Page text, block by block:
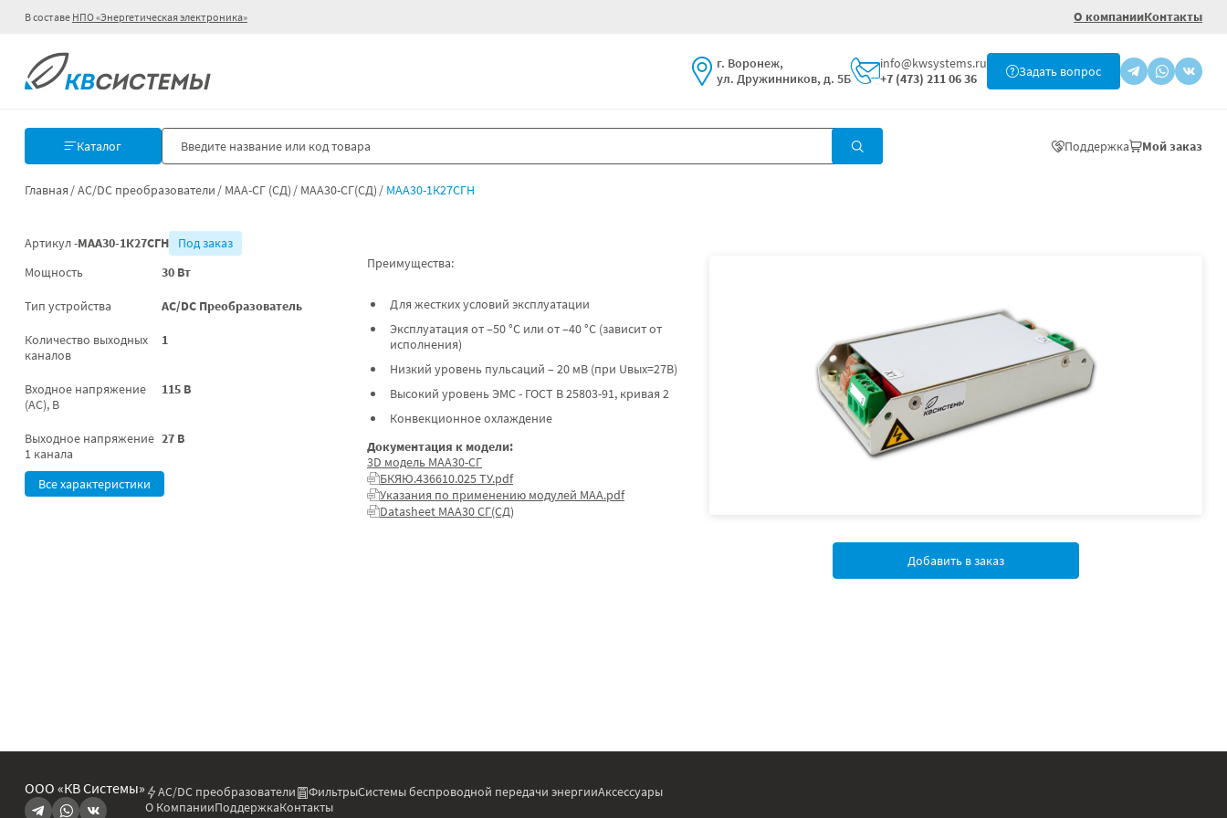
В составе НПО «Энергетическая электроника» О компанииКонтакты
г. Воронеж,
ул. Дружинников, д. 5Б
info@kwsystems.ru
+7 (473) 211 06 36
Задать вопрос
Каталог Поддержка Мой заказ
Главная AC/DC преобразователи МАА-СГ (СД) МАА30-СГ(СД) МАА30-1К27СГН
Артикул -МАА30-1К27СГН
Под заказ
Мощность
30 Вт
Тип устройства AC/DC Преобразователь
Количество выходных
каналов
1
Входное напряжение
(AC), В
115 В
Выходное напряжение
1 канала
27 В
Все характеристики
Преимущества:
Для жестких условий эксплуатации
Эксплуатация от –50 °C или от –40 °C (зависит от
исполнения)
Низкий уровень пульсаций – 20 мВ (при Uвых=27В)
Высокий уровень ЭМС - ГОСТ В 25803-91, кривая 2
Конвекционное охлаждение
Документация к модели:
3D модель МАА30-СГ
БКЯЮ.436610.025 ТУ.pdf
Указания по применению модулей МАА.pdf
Datasheet МАА30 СГ(СД)
Добавить в заказ
ООО «КВ Системы» AC/DC преобразователи ФильтрыСистемы беспроводной передачи энергииАксессуары
О КомпанииПоддержкаКонтакты